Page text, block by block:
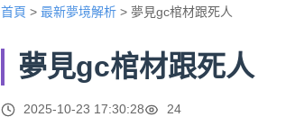
首頁 > 最新夢境解析 > 夢見gc棺材跟死人
夢見gc棺材跟死人
2025-10-23 17:30:28 24